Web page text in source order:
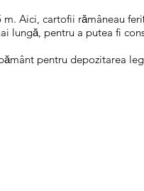
Aici, cartofii rămâneau
lungă, pentru a putea fi
pentru depozitarea